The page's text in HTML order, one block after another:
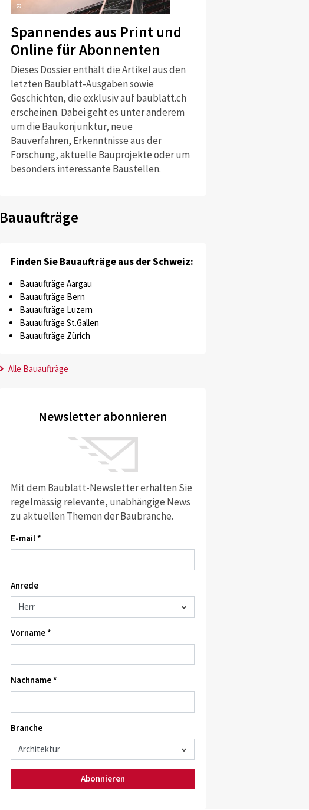
©
Spannendes aus Print und
Online für Abonnenten
Dieses Dossier enthält die Artikel aus den
letzten Baublatt-Ausgaben sowie
Geschichten, die exklusiv auf baublatt.ch
erscheinen. Dabei geht es unter anderem
um die Baukonjunktur, neue
Bauverfahren, Erkenntnisse aus der
Forschung, aktuelle Bauprojekte oder um
besonders interessante Baustellen.
Bauaufträge
Finden Sie Bauaufträge aus der Schweiz:
Bauaufträge Aargau
Bauaufträge Bern
Bauaufträge Luzern
Bauaufträge St.Gallen
Bauaufträge Zürich
Alle Bauaufträge
Newsletter abonnieren
Mit dem Baublatt-Newsletter erhalten Sie
regelmässig relevante, unabhängige News
zu aktuellen Themen der Baubranche.
E-mail *
Anrede
Vorname *
Nachname *
Branche
Abonnieren